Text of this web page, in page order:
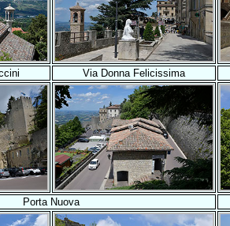
Via Donna Felicissima
Porta Nuova